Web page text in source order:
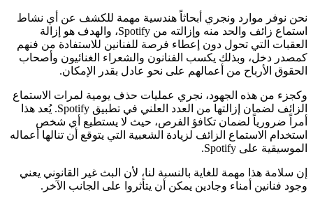
نحن نوفر موارد ونجري أبحاثاً هندسية مهمة للكشف عن أي نشاط
استماع زائف والحد منه وإزالته من Spotify، والهدف هو إزالة
العقبات التي تحول دون إعطاء فرصة للفنانين للاستفادة من فنهم
كمصدر دخل، وبذلك يكسب الفنانون والشعراء الغنائيون وأصحاب
الحقوق الأرباح من أعمالهم على نحو عادل بقدر الإمكان.
وكجزء من هذه الجهود، نجري عمليات حذف يومية لمرات الاستماع
الزائف لضمان إزالتها من العدد العلني في تطبيق Spotify. يُعد هذا
أمراً ضرورياً لضمان تكافؤ الفرص، حيث لا يستطيع أي شخص
استخدام الاستماع الزائف لزيادة الشعبية التي يتوقع أن تنالها أعماله
الموسيقية على Spotify.
إن سلامة هذا مهمة للغاية بالنسبة لنا، لأن البث غير القانوني يعني
وجود فنانين أمناء وجادين يمكن أن يتأثروا على الجانب الآخر.